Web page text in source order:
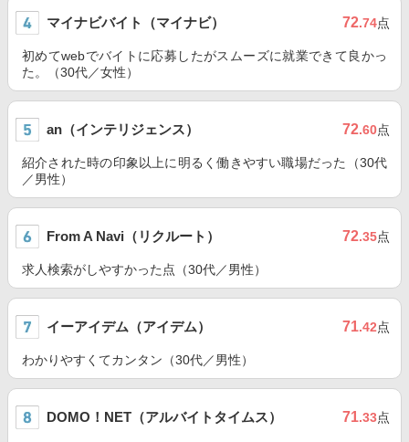
マイナビバイト（マイナビ） 72.74点
初めてwebでバイトに応募したがスムーズに就業できて良かっ
た。（30代／女性）
an（インテリジェンス） 72.60点
紹介された時の印象以上に明るく働きやすい職場だった（30代
／男性）
From A Navi（リクルート） 72.35点
求人検索がしやすかった点（30代／男性）
イーアイデム（アイデム） 71.42点
わかりやすくてカンタン（30代／男性）
DOMO！NET（アルバイトタイムス） 71.33点